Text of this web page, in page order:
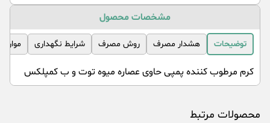
مشخصات محصول
توضیحات هشدار مصرف روش مصرف شرایط نگهداری
کرم مرطوب کننده پمپی حاوی عصاره میوه توت و ب کمپلکس
محصولات مرتبط